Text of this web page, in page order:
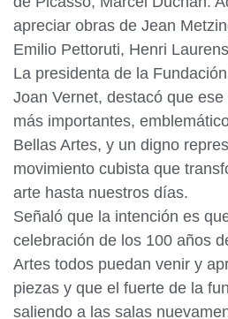
apreciar obras de Jean
Emilio Pettoruti, Henri
La presidenta de la
Joan Vernet, destacó que
más importantes,
Bellas Artes, y un digno
movimiento cubista que
arte hasta nuestros días.
Señaló que la intención es
celebración de los 100 años
Artes todos puedan venir y
piezas y que el fuerte de la
saliendo a las salas